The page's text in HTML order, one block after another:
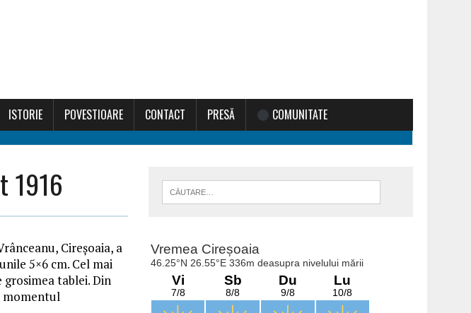
ISTORIE POVESTIOARE CONTACT PRESĂ COMUNITATE
1916
Cireșoaia, a
5×6 cm. Cel mai
tablei. Din
momentul